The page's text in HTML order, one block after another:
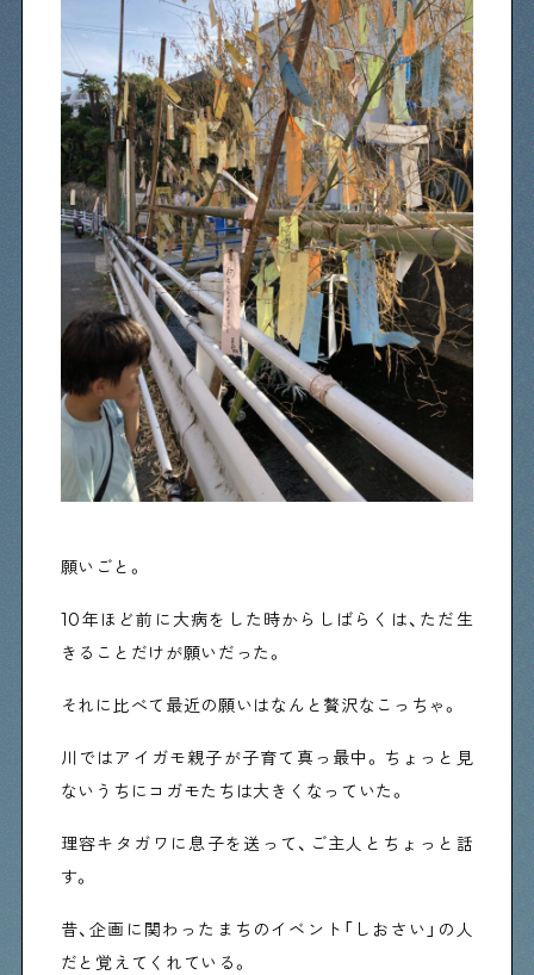
下町寫眞
願いごと。
10年ほど前に大病をした時からしばらくは、ただ生
きることだけが願いだった。
それに比べて最近の願いはなんと贅沢なこっちゃ。
川ではアイガモ親子が子育て真っ最中。ちょっと見
ないうちにコガモたちは大きくなっていた。
理容キタガワに息子を送って、ご主人とちょっと話
す。
昔、企画に関わったまちのイベント「しおさい」の人
だと覚えてくれている。